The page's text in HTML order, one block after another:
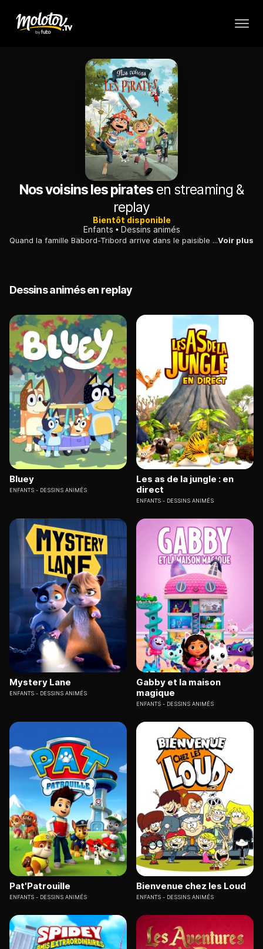
Nos voisins les piratesen streaming &
replay
Bientôt disponible
Enfants
Dessins animés
Quand la famille Bäbord-Tribord arrive dans le paisible village d'Ennui-sur-Mer, elle ne passe pas inaperçue.Voir plus
Dessins animés en replay
Bluey
ENFANTS DESSINS ANIMÉS
Les as de la jungle : en
direct
ENFANTS DESSINS ANIMÉS
Mystery Lane
ENFANTS DESSINS ANIMÉS
Gabby et la maison
magique
ENFANTS DESSINS ANIMÉS
Pat'Patrouille
ENFANTS DESSINS ANIMÉS
Bienvenue chez les Loud
ENFANTS DESSINS ANIMÉS